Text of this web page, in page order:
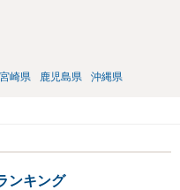
宮崎県 鹿児島県 沖縄県
ンキング